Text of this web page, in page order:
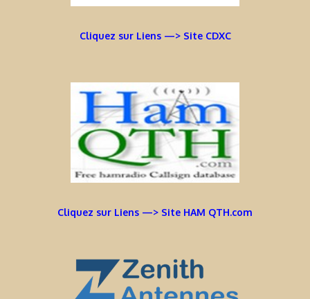
Cliquez sur Liens —> Site CDXC
Cliquez sur Liens —> Site HAM QTH.com